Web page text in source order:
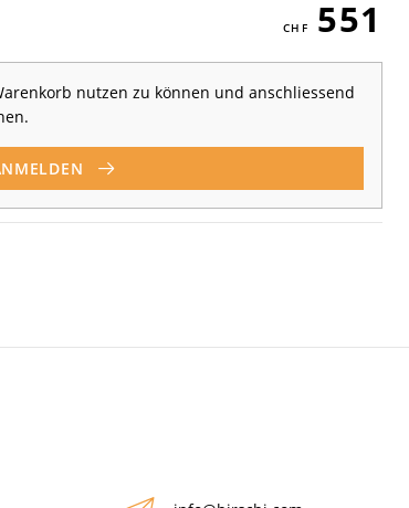
551
nutzen zu können und anschliessend